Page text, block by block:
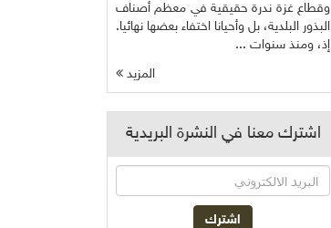
وقطاع غزة ندرة حقيقية في معظم أصناف
البذور البلدية، بل وأحيانا اختفاء بعضها نهائيا.
إذ، ومنذ سنوات ...
المزيد
اشترك معنا في النشرة البريدية